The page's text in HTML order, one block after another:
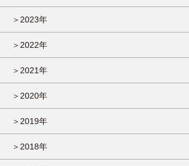
＞2023年
＞2022年
＞2021年
＞2020年
＞2019年
＞2018年